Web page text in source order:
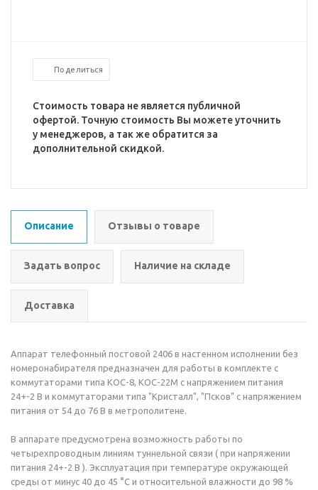
Поделиться
Стоимость товара не является публичной
офертой. Точную стоимость Вы можете уточнить
у менеджеров, а так же обратится за
дополнительной скидкой.
Описание Отзывы о товаре
Задать вопрос Наличие на складе
Доставка
Аппарат телефонный постовой 2406 в настенном исполнении без
номеронабирателя предназначен для работы в комплекте с
коммутаторами типа КОС-8, КОС-22М с напряжением питания
24+-2 В и коммутаторами типа "Кристалл", "Псков" с напряжением
питания от 54 до 76 В в метрополитене.
В аппарате предусмотрена возможность работы по
четырехпроводным линиям туннельной связи ( при напряжении
питания 24+-2 В ). Эксплуатация при температуре окружающей
среды от минус 40 до 45 °С и относительной влажности до 98 %